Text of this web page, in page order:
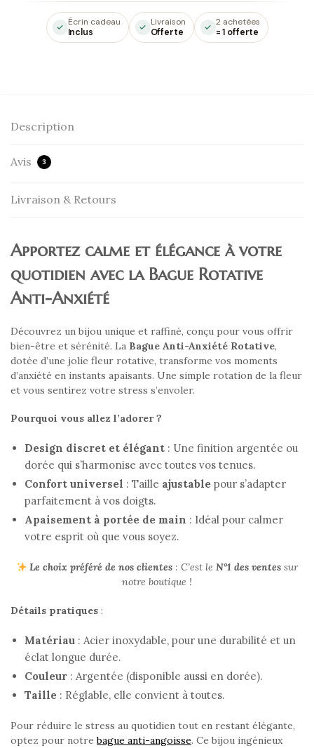
Écrin cadeau
Inclus
Livraison
Offerte
2 achetées
= 1 offerte
Description
Avis 3
Livraison & Retours
Apportez calme et élégance à votre
quotidien avec la Bague Rotative
Anti-Anxiété
Découvrez un bijou unique et raffiné, conçu pour vous offrir
bien-être et sérénité. La Bague Anti-Anxiété Rotative,
dotée d’une jolie fleur rotative, transforme vos moments
d’anxiété en instants apaisants. Une simple rotation de la fleur
et vous sentirez votre stress s’envoler.
Pourquoi vous allez l’adorer ?
Design discret et élégant : Une finition argentée ou
dorée qui s’harmonise avec toutes vos tenues.
Confort universel : Taille ajustable pour s’adapter
parfaitement à vos doigts.
Apaisement à portée de main : Idéal pour calmer
votre esprit où que vous soyez.
Le choix préféré de nos clientes : C’est leN°1 des ventes sur
notre boutique !
Détails pratiques :
Matériau : Acier inoxydable, pour une durabilité et un
éclat longue durée.
Couleur : Argentée (disponible aussi en dorée).
Taille : Réglable, elle convient à toutes.
Pour réduire le stress au quotidien tout en restant élégante,
optez pour notrebague anti-angoisse. Ce bijou ingénieux